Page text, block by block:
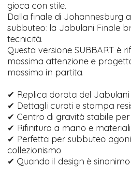
gioca con stile.
Dalla finale di Johannesburg
subbuteo: la Jabulani Finale
tecnicità.
Questa versione SUBBART è
massima attenzione e
massimo in partita.
✔ Replica dorata del Jabulani
✔ Dettagli curati e stampa
✔ Centro di gravità stabile
✔ Rifinitura a mano e
✔ Perfetta per subbuteo
collezionismo
✔ Quando il design è